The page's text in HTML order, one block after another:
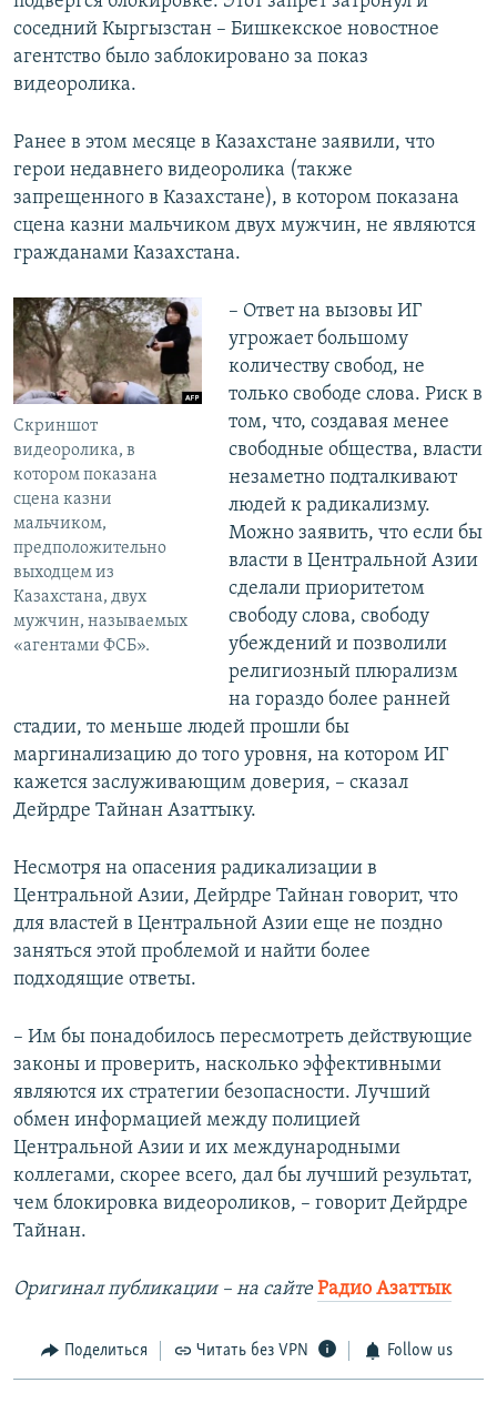
соседний Кыргызстан – Бишкекское новостное
агентство было заблокировано за показ
видеоролика.
Ранее в этом месяце в Казахстане заявили, что
герои недавнего видеоролика (также
запрещенного в Казахстане), в котором показана
сцена казни мальчиком двух мужчин, не являются
гражданами Казахстана.
Скриншот
видеоролика, в
котором показана
сцена казни
мальчиком,
предположительно
выходцем из
Казахстана, двух
мужчин, называемых
«агентами ФСБ».
– Ответ на вызовы ИГ
угрожает большому
количеству свобод, не
только свободе слова. Риск в
том, что, создавая менее
свободные общества, власти
незаметно подталкивают
людей к радикализму.
Можно заявить, что если бы
власти в Центральной Азии
сделали приоритетом
свободу слова, свободу
убеждений и позволили
религиозный плюрализм
на гораздо более ранней
стадии, то меньше людей прошли бы
маргинализацию до того уровня, на котором ИГ
кажется заслуживающим доверия, – сказал
Дейрдре Тайнан Азаттыку.
Несмотря на опасения радикализации в
Центральной Азии, Дейрдре Тайнан говорит, что
для властей в Центральной Азии еще не поздно
заняться этой проблемой и найти более
подходящие ответы.
– Им бы понадобилось пересмотреть действующие
законы и проверить, насколько эффективными
являются их стратегии безопасности. Лучший
обмен информацией между полицией
Центральной Азии и их международными
коллегами, скорее всего, дал бы лучший результат,
чем блокировка видеороликов, – говорит Дейрдре
Тайнан.
Оригинал публикации –​ на сайте Радио Азаттык
Поделиться Читать без VPN Follow us